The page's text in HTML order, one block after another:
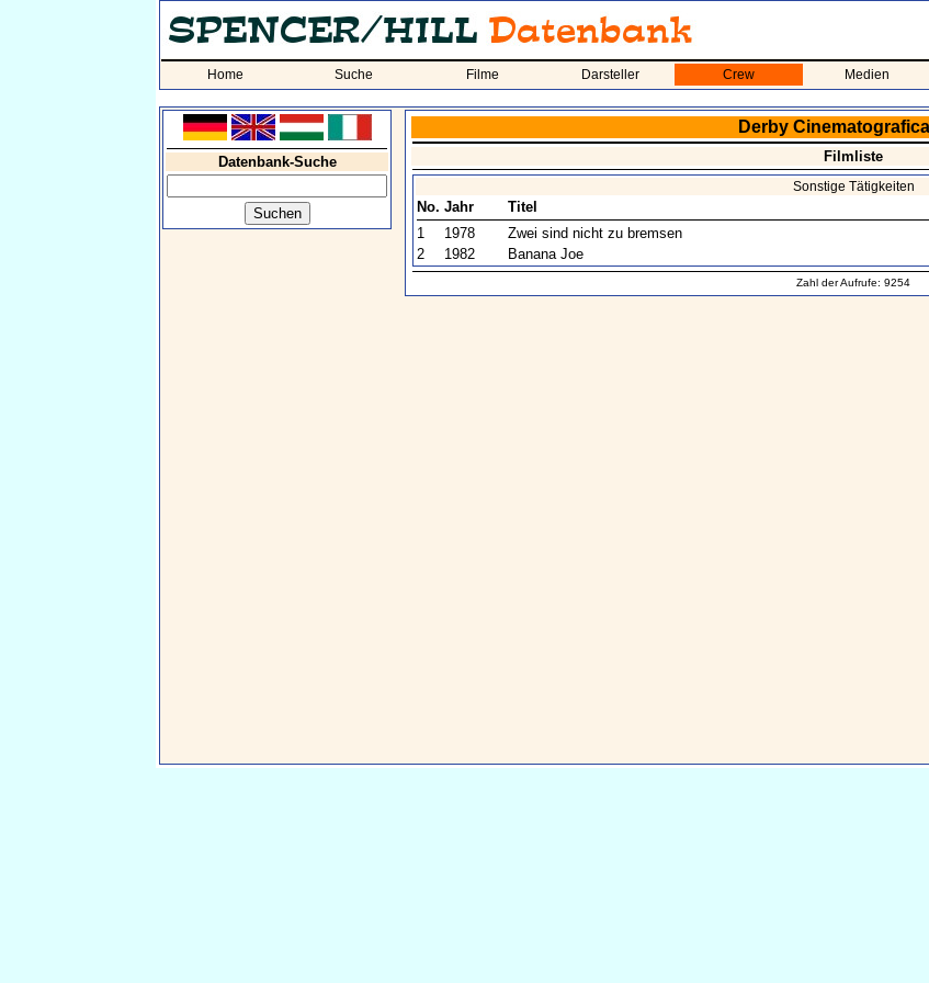
Home Suche Filme Darsteller Crew Medien
Datenbank-Suche
Derby
Filmliste
Sonstige Tätigkeiten
No. Jahr Titel
1
1978 Zwei sind nicht zu bremsen
2
1982 Banana Joe
Zahl der Aufrufe: 9254